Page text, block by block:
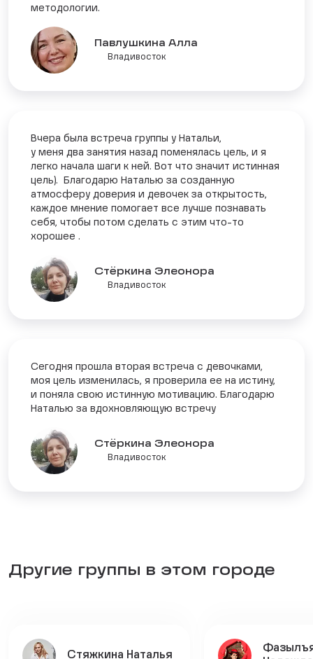
методологии.
Павлушкина Алла
Владивосток
Вчера была встреча группы у Натальи,
у меня два занятия назад поменялась цель, и я
легко начала шаги к ней. Вот что значит истинная
цель). Благодарю Наталью за созданную
атмосферу доверия и девочек за открытость,
каждое мнение помогает все лучше познавать
себя, чтобы потом сделать с этим что-то
хорошее .
Стёркина Элеонора
Владивосток
Сегодня прошла вторая встреча с девочками,
моя цель изменилась, я проверила ее на истину,
и поняла свою истинную мотивацию. Благодарю
Наталью за вдохновляющую встречу
Стёркина Элеонора
Владивосток
Другие группы в этом городе
Стяжкина Наталья